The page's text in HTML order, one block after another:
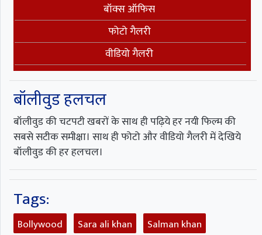
बॉक्स ऑफिस
फोटो गैलरी
वीडियो गैलरी
बॉलीवुड हलचल
बॉलीवुड की चटपटी खबरों के साथ ही पढ़िये हर नयी फिल्म की
सबसे सटीक समीक्षा। साथ ही फोटो और वीडियो गैलरी में देखिये
बॉलीवुड की हर हलचल।
Tags:
Bollywood Sara ali khan
Salman khan